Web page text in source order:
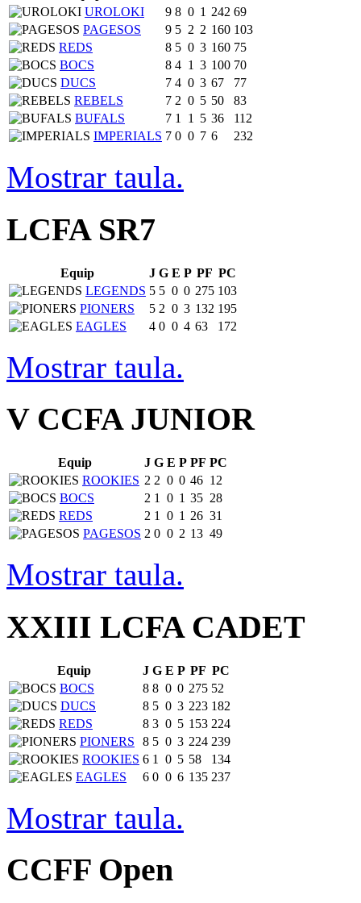
UROLOKI
9 8 0 1 242 69
PAGESOS
9 5 2 2 160 103
REDS
8 5 0 3 160 75
BOCS
8 4 1 3 100 70
DUCS
7 4 0 3 67
77
REBELS
7 2 0 5 50
83
BUFALS
7 1 1 5 36
112
IMPERIALS 7 0 0 7 6 232
Mostrar taula.
LCFA SR7
Equip J G E P PF PC
LEGENDS 5 5 0 0 275 103
PIONERS
5 2 0 3 132 195
EAGLES
4 0 0 4 63 172
Mostrar taula.
V CCFA JUNIOR
Equip J G E P PF PC
ROOKIES 2 2 0 0 46 12
BOCS
2 1 0 1 35 28
REDS
2 1 0 1 26 31
PAGESOS 2 0 0 2 13 49
Mostrar taula.
XXIII LCFA CADET
Equip J G E P PF PC
BOCS
8 8 0 0 275 52
DUCS
8 5 0 3 223 182
REDS
8 3 0 5 153 224
PIONERS
8 5 0 3 224 239
ROOKIES 6 1 0 5 58
134
EAGLES
6 0 0 6 135 237
Mostrar taula.
CCFF Open